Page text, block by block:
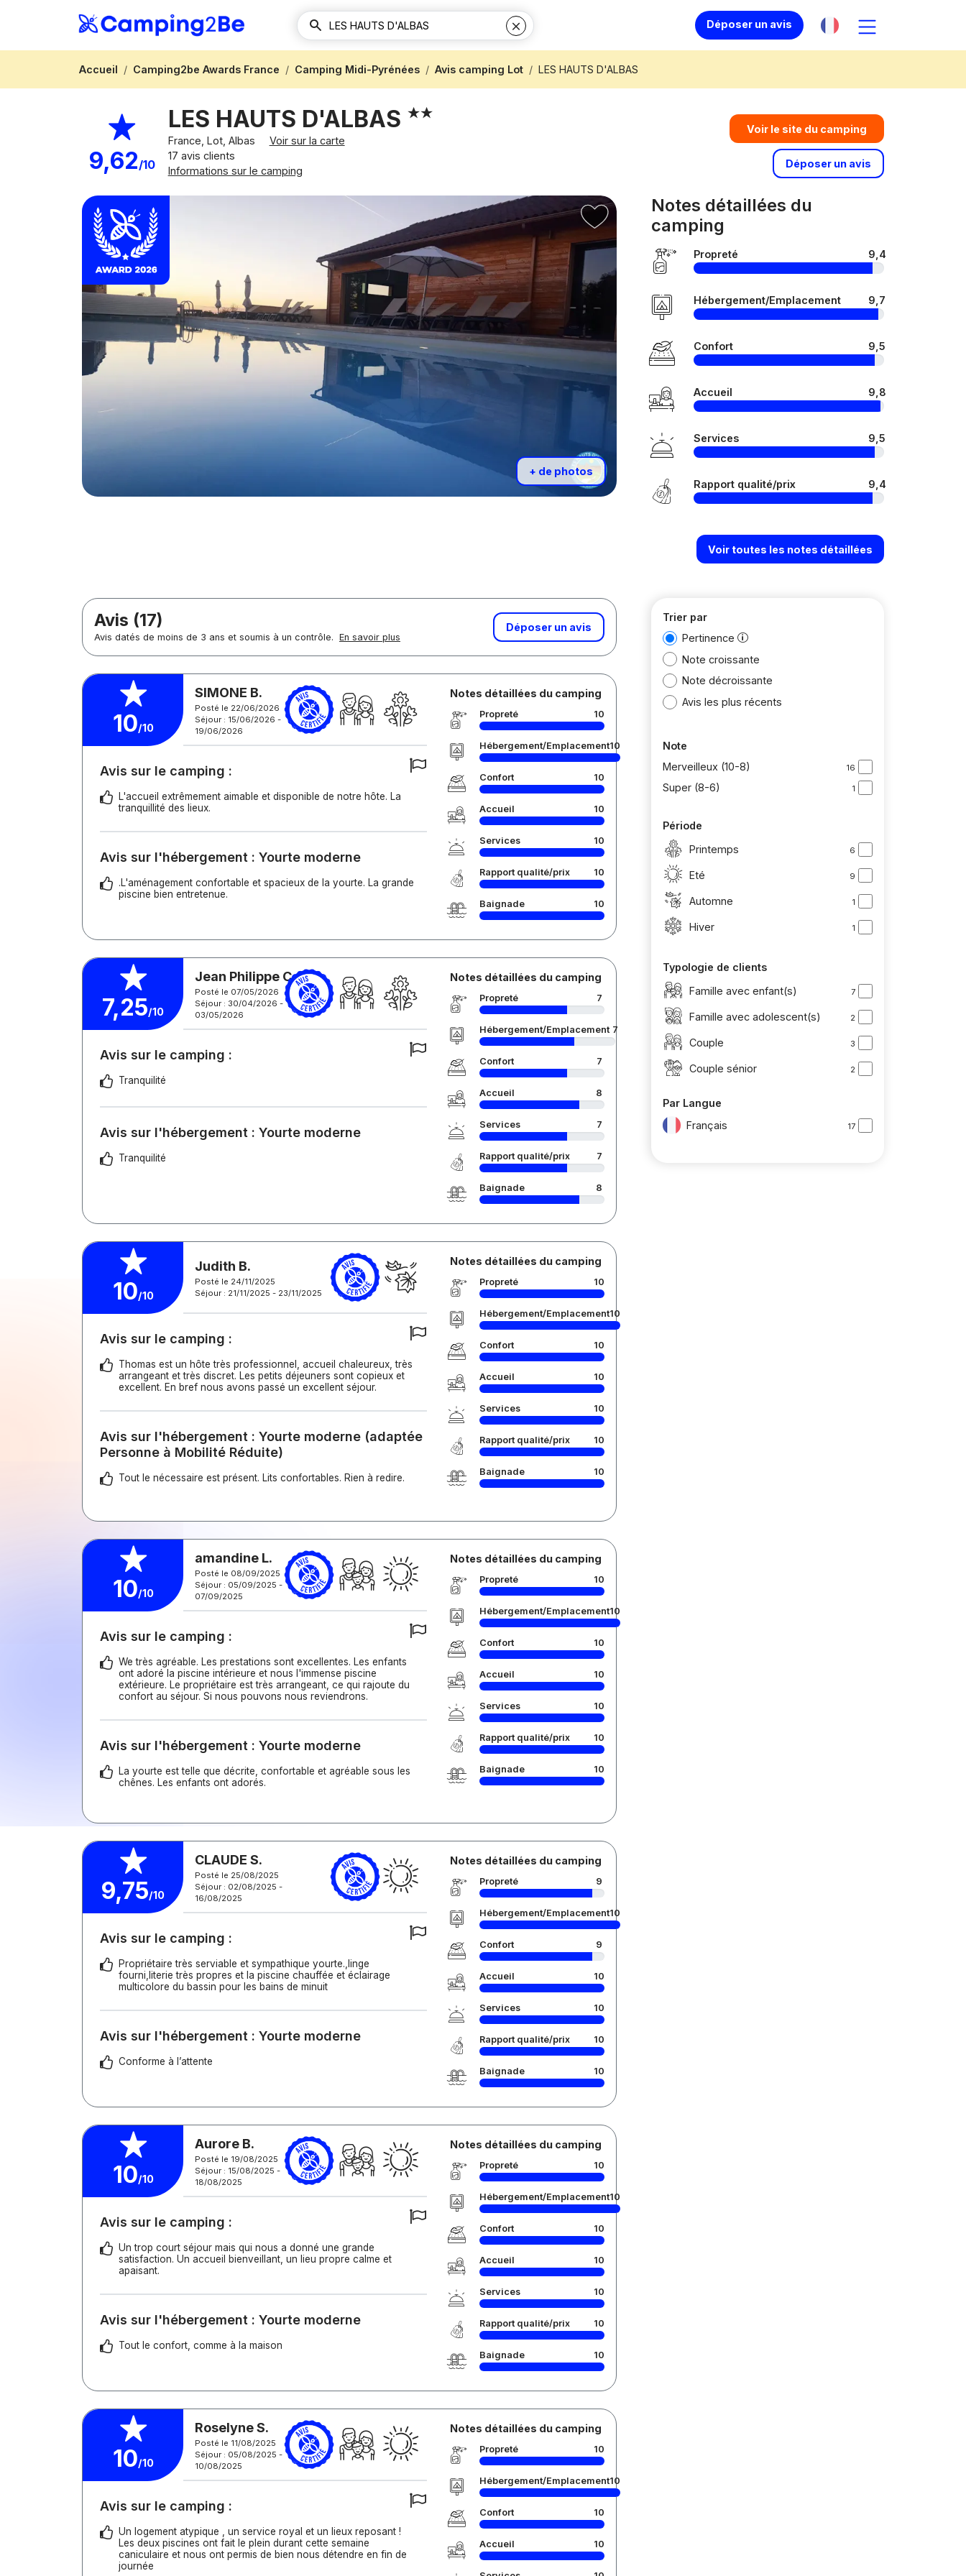
Déposer un avis
Accueil Camping2be Awards France Camping Midi-Pyrénées Avis camping Lot LES HAUTS D'ALBAS
9,62/10
LES HAUTS D'ALBAS
France, Lot, Albas
Voir sur la carte
17 avis clients
Informations sur le camping
Voir le site du camping
Déposer un avis
+ de photos
Notes détaillées du
camping
Propreté 9,4
Hébergement/Emplacement 9,7
Confort 9,5
Accueil 9,8
Services 9,5
Rapport qualité/prix 9,4
Voir toutes les notes détaillées
Avis (17)
Avis datés de moins de 3 ans et soumis à un contrôle. En savoir plus
Déposer un avis
10/10
SIMONE B.
Posté le 22/06/2026
Séjour : 15/06/2026 -
19/06/2026
Avis sur le camping :
L'accueil extrêmement aimable et disponible de notre hôte. La
tranquillité des lieux.
Avis sur l'hébergement : Yourte moderne
.L'aménagement confortable et spacieux de la yourte. La grande
piscine bien entretenue.
Notes détaillées du camping
Propreté 10
Hébergement/Emplacement10
Confort 10
Accueil 10
Services 10
Rapport qualité/prix 10
Baignade 10
7,25/10
Jean Philippe C.
Posté le 07/05/2026
Séjour : 30/04/2026 -
03/05/2026
Avis sur le camping :
Tranquilité
Avis sur l'hébergement : Yourte moderne
Tranquilité
Notes détaillées du camping
Propreté 7
Hébergement/Emplacement 7
Confort 7
Accueil 8
Services 7
Rapport qualité/prix 7
Baignade 8
10/10
Judith B.
Posté le 24/11/2025
Séjour : 21/11/2025 - 23/11/2025
Avis sur le camping :
Thomas est un hôte très professionnel, accueil chaleureux, très
arrangeant et très discret. Les petits déjeuners sont copieux et
excellent. En bref nous avons passé un excellent séjour.
Avis sur l'hébergement : Yourte moderne (adaptée
Personne à Mobilité Réduite)
Tout le nécessaire est présent. Lits confortables. Rien à redire.
Notes détaillées du camping
Propreté 10
Hébergement/Emplacement10
Confort 10
Accueil 10
Services 10
Rapport qualité/prix 10
Baignade 10
10/10
amandine L.
Posté le 08/09/2025
Séjour : 05/09/2025 -
07/09/2025
Avis sur le camping :
We très agréable. Les prestations sont excellentes. Les enfants
ont adoré la piscine intérieure et nous l'immense piscine
extérieure. Le propriétaire est très arrangeant, ce qui rajoute du
confort au séjour. Si nous pouvons nous reviendrons.
Avis sur l'hébergement : Yourte moderne
La yourte est telle que décrite, confortable et agréable sous les
chênes. Les enfants ont adorés.
Notes détaillées du camping
Propreté 10
Hébergement/Emplacement10
Confort 10
Accueil 10
Services 10
Rapport qualité/prix 10
Baignade 10
9,75/10
CLAUDE S.
Posté le 25/08/2025
Séjour : 02/08/2025 -
16/08/2025
Avis sur le camping :
Propriétaire très serviable et sympathique yourte.,linge
fourni,literie très propres et la piscine chauffée et éclairage
multicolore du bassin pour les bains de minuit
Avis sur l'hébergement : Yourte moderne
Conforme à l’attente
Notes détaillées du camping
Propreté 9
Hébergement/Emplacement10
Confort 9
Accueil 10
Services 10
Rapport qualité/prix 10
Baignade 10
10/10
Aurore B.
Posté le 19/08/2025
Séjour : 15/08/2025 -
18/08/2025
Avis sur le camping :
Un trop court séjour mais qui nous a donné une grande
satisfaction. Un accueil bienveillant, un lieu propre calme et
apaisant.
Avis sur l'hébergement : Yourte moderne
Tout le confort, comme à la maison
Notes détaillées du camping
Propreté 10
Hébergement/Emplacement10
Confort 10
Accueil 10
Services 10
Rapport qualité/prix 10
Baignade 10
10/10
Roselyne S.
Posté le 11/08/2025
Séjour : 05/08/2025 -
10/08/2025
Avis sur le camping :
Un logement atypique , un service royal et un lieux reposant !
Les deux piscines ont fait le plein durant cette semaine
caniculaire et nous ont permis de bien nous détendre en fin de
journée
Notes détaillées du camping
Propreté 10
Hébergement/Emplacement10
Confort 10
Accueil 10
Trier par
Pertinence
Note croissante
Note décroissante
Avis les plus récents
Note
Merveilleux (10-8)
16
Super (8-6) 1
Période
Printemps
6
Eté 9
Automne 1
Hiver 1
Typologie de clients
Famille avec enfant(s)
7
Famille avec adolescent(s) 2
Couple 3
Couple sénior 2
Par Langue
Français
17